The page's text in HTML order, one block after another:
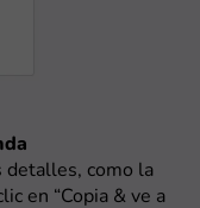
detalles, como la
en “Copia & ve a